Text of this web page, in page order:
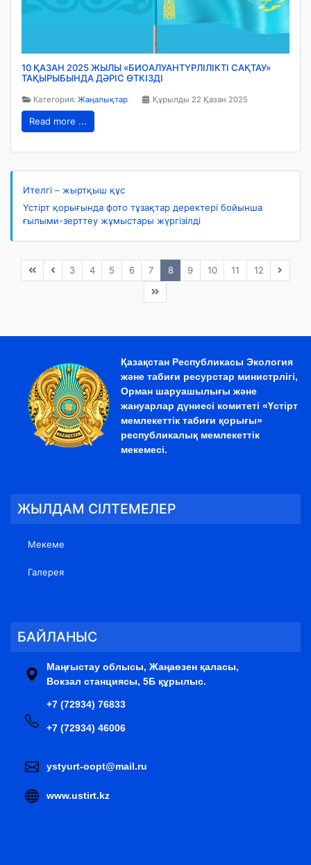
10 ҚАЗАН 2025 ЖЫЛЫ «БИОАЛУАНТҮРЛІЛІКТІ САҚТАУ»
ТАҚЫРЫБЫНДА ДӘРІС ӨТКІЗДІ
Категория:Жаңалықтар Құрылды 22 Қазан 2025
Read more ...
Ителгі – жыртқыш құс
Үстірт қорығында фото тұзақтар деректері бойынша
ғылыми-зерттеу жұмыстары жүргізілді
3 4 5 6 7 8 9 10 11 12
Қазақстан Республикасы Экология
және табиғи ресурстар министрлігі,
Орман шаруашылығы және
жануарлар дүниесі комитеті «Үстірт
мемлекеттік табиғи қорығы»
республикалық мемлекеттік
мекемесі.
ЖЫЛДАМ СІЛТЕМЕЛЕР
Мекеме
Галерея
БАЙЛАНЫС
Маңғыстау облысы, Жаңаөзен қаласы,
Вокзал станциясы, 5Б құрылыс.
+7 (72934) 76833
+7 (72934) 46006
ystyurt-oopt@mail.ru
www.ustirt.kz